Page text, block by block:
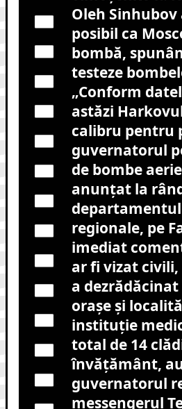
Oleh Sinhubov
posibil ca
bombă,
testeze
„Conform
astăzi
calibru pentru
guvernatorul
de bombe
anunţat la
regionale, pe
imediat
ar fi vizat civili,
a
orașe și
instituție
total de 14
învățământ,
guvernatorul
messengerul